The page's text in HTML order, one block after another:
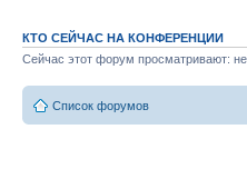
КТО СЕЙЧАС НА КОНФЕРЕНЦИИ
Сейчас этот форум просматривают:
Список форумов